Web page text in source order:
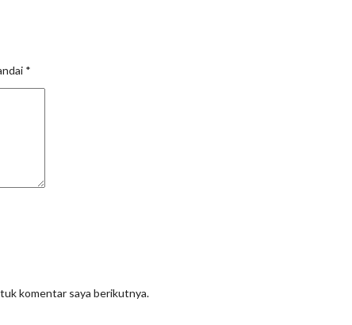
*
komentar saya berikutnya.